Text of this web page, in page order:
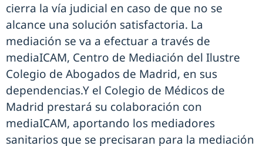
cierra la vía judicial en caso de que no se
alcance una solución satisfactoria. La
mediación se va a efectuar a través de
mediaICAM, Centro de Mediación del Ilustre
Colegio de Abogados de Madrid, en sus
dependencias.Y el Colegio de Médicos de
Madrid prestará su colaboración con
mediaICAM, aportando los mediadores
sanitarios que se precisaran para la mediación